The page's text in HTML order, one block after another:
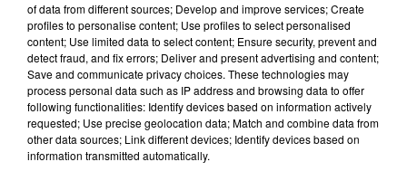
Tarif Gratuit
of data from different sources; Develop and improve services; Create
profiles to personalise content; Use profiles to select personalised
content; Use limited data to select content; Ensure security, prevent and
detect fraud, and fix errors; Deliver and present advertising and content;
Save and communicate privacy choices. These technologies may
process personal data such as IP address and browsing data to offer
following functionalities: Identify devices based on information actively
requested; Use precise geolocation data; Match and combine data from
other data sources; Link different devices; Identify devices based on
information transmitted automatically.